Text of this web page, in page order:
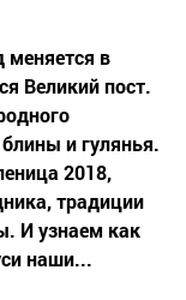
в
Великий пост.
и гулянья.
2018,
традиции
И узнаем как
наши...